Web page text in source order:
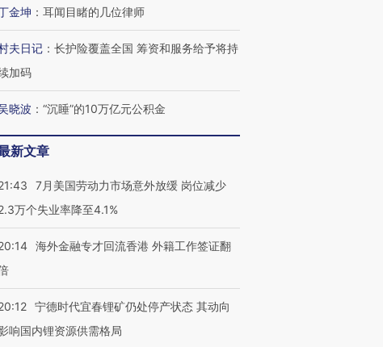
金坤 ： 耳闻目睹的几位律师
夫日记 ： 长护险覆盖全国 筹资和服务给予将持
加码
晓波 ： “沉睡”的10万亿元公积金
新文章
7月美国劳动力市场意外放缓 岗位减少
万个失业率降至4.1%
海外金融专才回流香港 外籍工作签证翻
宁德时代宜春锂矿仍处停产状态 其动向
响国内锂资源供需格局